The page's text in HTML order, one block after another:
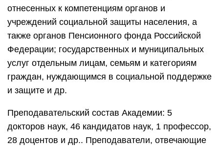
отнесенных к компетенциям органов и
учреждений социальной защиты населения, а
также органов Пенсионного фонда Российской
Федерации; государственных и муниципальных
услуг отдельным лицам, семьям и категориям
граждан, нуждающимся в социальной поддержке
и защите и др.
Преподавательский состав Академии: 5
докторов наук, 46 кандидатов наук, 1 профессор,
28 доцентов и др.. Преподаватели, отвечающие